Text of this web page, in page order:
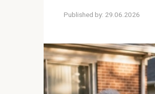
Published by: 29.06.2026